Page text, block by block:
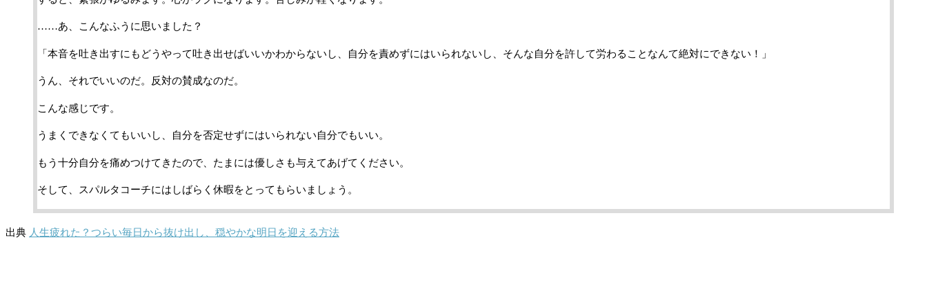
……あ、こんなふうに思いました？
「本音を吐き出すにもどうやって吐き出せばいいかわからないし、自分を責めずにはいられないし、そんな自分を許して労わることなんて絶対にできない！」
うん、それでいいのだ。反対の賛成なのだ。
こんな感じです。
うまくできなくてもいいし、自分を否定せずにはいられない自分でもいい。
もう十分自分を痛めつけてきたので、たまには優しさも与えてあげてください。
そして、スパルタコーチにはしばらく休暇をとってもらいましょう。
出典 人生疲れた？つらい毎日から抜け出し、穏やかな明日を迎える方法